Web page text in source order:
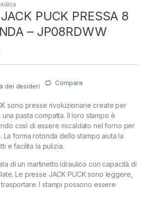
PUCK PRESSA 8
– JP08RDWW
dei desideri Compara
sono presse rivoluzionarie create per
pasta compatta. Il loro stampo è
così di essere riscaldato nel forno per
La forma rotonda dello stampo aiuta la
e facilita la pulizia.
di un martinetto idraulico con capacità di
Le presse JACK PUCK sono leggere,
I stampi possono essere